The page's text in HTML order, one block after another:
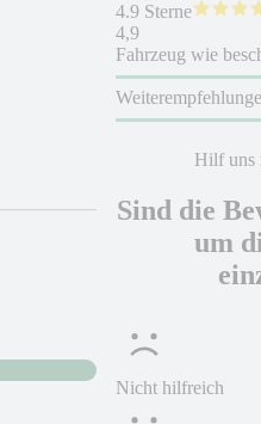
4.9 Sterne
4,9
Fahrzeug wie
Hilf uns
Sind die
um
Nicht hilfreich